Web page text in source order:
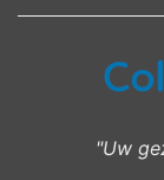
"Uw